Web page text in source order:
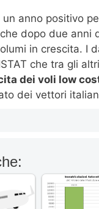
anno positivo
che dopo due anni
in crescita. I
che tra gli
dei voli low
dei vettori